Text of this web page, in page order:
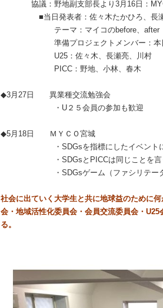
協議：野地副支部長より 3月 16 日：
■当日発表者：佐々木たかひろ、長
テーマ：マイコのbefore、 after
準備プロジェクトメンバー：本
U25 ：佐々木、長瀬亮、川村
PICC ：野地、小林、春木
◆3月 27 日 異業種交流勉強会
・U２５会員の参加も歓迎
◆5月 18 日 ＭＹＣＯ宮城
・ SDGsを指標にしたイベント
・ SDGs と PICCは同じことを
・ SDGsゲーム（ファシリテー
社会に出ていく大学生と共に地球益のために
会・地域活性化委員会・会員交流委員会・
る。